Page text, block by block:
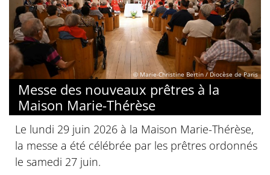
© Marie-Christine Bertin / Diocèse de Paris
Messe des nouveaux prêtres à la
Maison Marie-Thérèse
Le lundi 29 juin 2026 à la Maison Marie-Thérèse,
la messe a été célébrée par les prêtres ordonnés
le samedi 27 juin.